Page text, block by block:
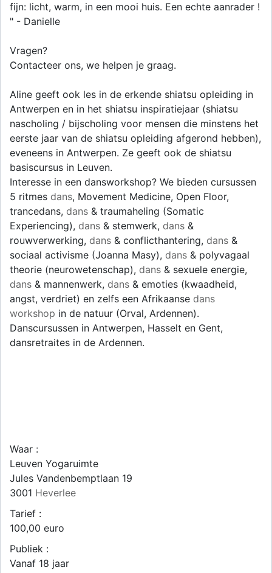
fijn: licht, warm, in een mooi huis. Een echte aanrader !
" - Danielle
Vragen?
Contacteer ons, we helpen je graag.
Aline geeft ook les in de erkende shiatsu opleiding in
Antwerpen en in het shiatsu inspiratiejaar (shiatsu
nascholing / bijscholing voor mensen die minstens het
eerste jaar van de shiatsu opleiding afgerond hebben),
eveneens in Antwerpen. Ze geeft ook de shiatsu
basiscursus in Leuven.
Interesse in een dansworkshop? We bieden cursussen
5 ritmes dans, Movement Medicine, Open Floor,
trancedans, dans & traumaheling (Somatic
Experiencing), dans & stemwerk, dans &
rouwverwerking, dans & conflicthantering, dans &
sociaal activisme (Joanna Masy), dans & polyvagaal
theorie (neurowetenschap), dans & sexuele energie,
dans & mannenwerk, dans & emoties (kwaadheid,
angst, verdriet) en zelfs een Afrikaanse dans
workshop in de natuur (Orval, Ardennen).
Danscursussen in Antwerpen, Hasselt en Gent,
dansretraites in de Ardennen.
Waar :
Leuven Yogaruimte
Jules Vandenbemptlaan 19
3001 Heverlee
Tarief :
100,00 euro
Publiek :
Vanaf 18 jaar